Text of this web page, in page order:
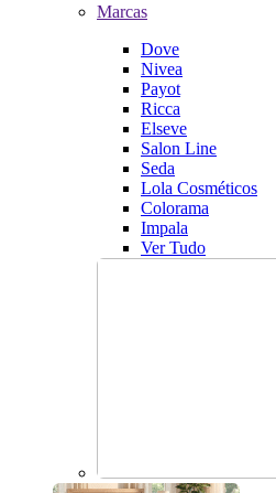
Marcas
Dove
Nivea
Payot
Ricca
Elseve
Salon Line
Seda
Lola Cosméticos
Colorama
Impala
Ver Tudo